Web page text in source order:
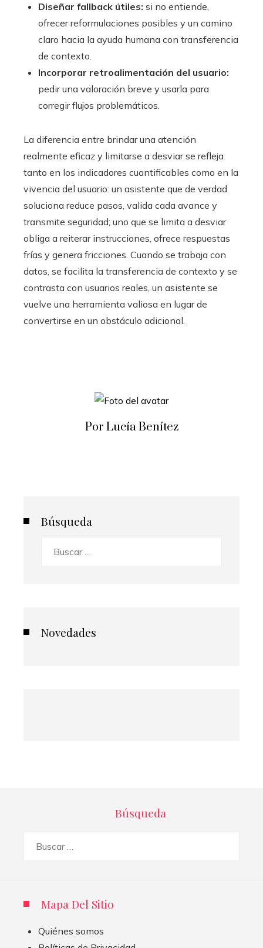
Diseñar fallback útiles: si no entiende,
ofrecer reformulaciones posibles y un camino
claro hacia la ayuda humana con transferencia
de contexto.
Incorporar retroalimentación del usuario:
pedir una valoración breve y usarla para
corregir flujos problemáticos.
La diferencia entre brindar una atención
realmente eficaz y limitarse a desviar se refleja
tanto en los indicadores cuantificables como en la
vivencia del usuario: un asistente que de verdad
soluciona reduce pasos, valida cada avance y
transmite seguridad; uno que se limita a desviar
obliga a reiterar instrucciones, ofrece respuestas
frías y genera fricciones. Cuando se trabaja con
datos, se facilita la transferencia de contexto y se
contrasta con usuarios reales, un asistente se
vuelve una herramienta valiosa en lugar de
convertirse en un obstáculo adicional.
Por Lucía Benítez
Búsqueda
Novedades
Búsqueda
Mapa Del Sitio
Quiénes somos